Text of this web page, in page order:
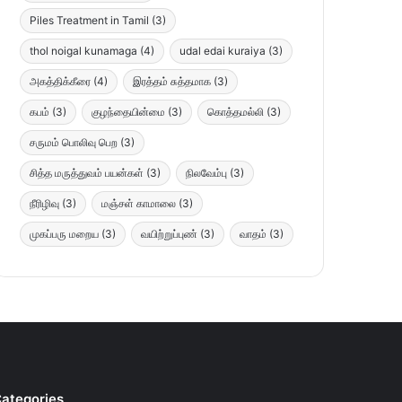
Piles Treatment in Tamil (3)
thol noigal kunamaga (4) udal edai kuraiya (3)
அகத்திக்கீரை (4) இரத்தம் சுத்தமாக (3)
கபம் (3) குழந்தையின்மை (3) கொத்தமல்லி (3)
சருமம் பொலிவு பெற (3)
சித்த மருத்துவம் பயன்கள் (3) நிலவேம்பு (3)
நீரிழிவு (3) மஞ்சள் காமாலை (3)
முகப்பரு மறைய (3) வயிற்றுப்புண் (3) வாதம் (3)